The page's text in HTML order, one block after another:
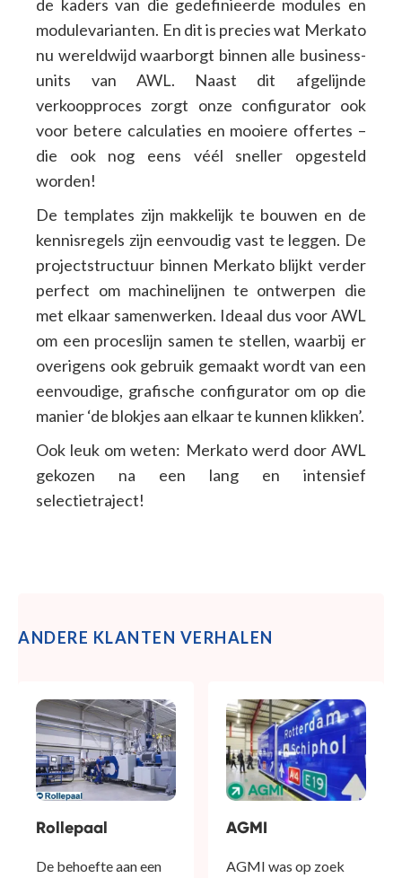
de kaders van die gedefinieerde modules en
modulevarianten. En dit is precies wat Merkato
nu wereldwijd waarborgt binnen alle business-
units van AWL. Naast dit afgelijnde
verkoopproces zorgt onze configurator ook
voor betere calculaties en mooiere offertes –
die ook nog eens véél sneller opgesteld
worden!
De templates zijn makkelijk te bouwen en de
kennisregels zijn eenvoudig vast te leggen. De
projectstructuur binnen Merkato blijkt verder
perfect om machinelijnen te ontwerpen die
met elkaar samenwerken. Ideaal dus voor AWL
om een proceslijn samen te stellen, waarbij er
overigens ook gebruik gemaakt wordt van een
eenvoudige, grafische configurator om op die
manier ‘de blokjes aan elkaar te kunnen klikken’.
Ook leuk om weten: Merkato werd door AWL
gekozen na een lang en intensief
selectietraject!
ANDERE KLANTEN VERHALEN
Rollepaal
De behoefte aan een
AGMI
AGMI was op zoek